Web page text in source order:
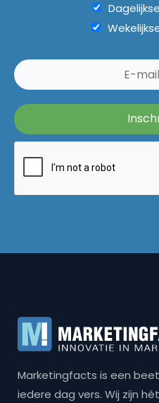
Marketingfacts is een
iedere dag vers. Wij zijn